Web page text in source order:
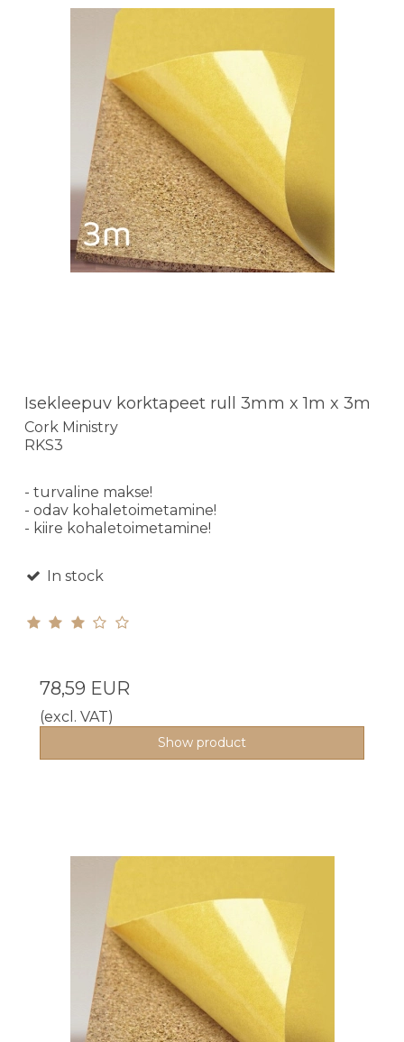
Isekleepuv korktapeet rull 3mm x 1m x 3m
Cork Ministry
RKS3
- turvaline makse!
- odav kohaletoimetamine!
- kiire kohaletoimetamine!
In stock
78,59 EUR
(excl. VAT)
Show product